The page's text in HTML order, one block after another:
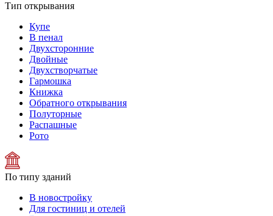
Тип открывания
Купе
В пенал
Двухсторонние
Двойные
Двухстворчатые
Гармошка
Книжка
Обратного открывания
Полуторные
Распашные
Рото
По типу зданий
В новостройку
Для гостиниц и отелей